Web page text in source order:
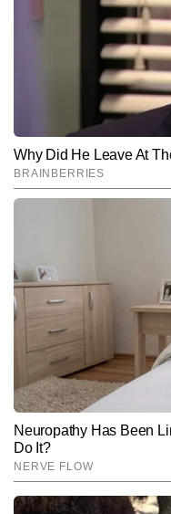
बारीकियों को
पत्रकारिता में
को बहुआयामी
न्यूज, एक्सप्लेनर और
प्राथमिकता हमेशा
पाठकों तक पहुंचे।
कई एक्सक्लूसिव
शामिल हैं।